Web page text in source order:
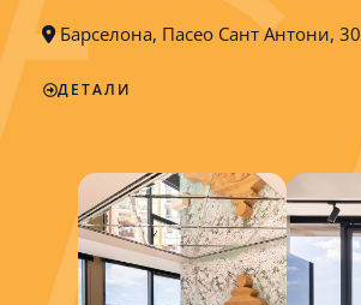
Барселона, Пасео Сант Антони, 30
ДЕТАЛИ